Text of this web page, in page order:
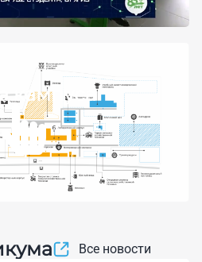
кампуса
Все новости